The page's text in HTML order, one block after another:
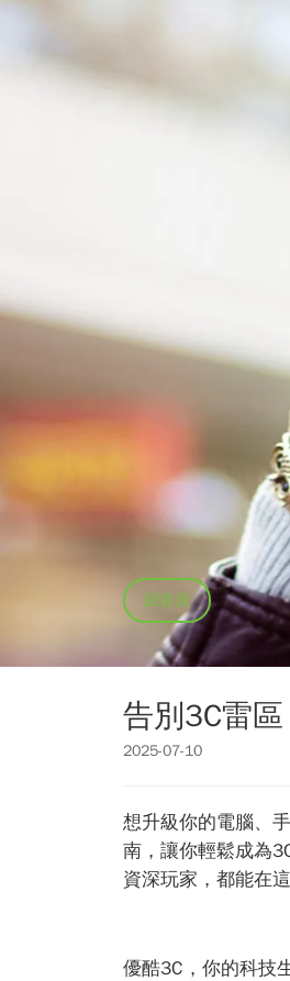
回首頁
告別3C雷
2025-07-10
想升級你的電腦、
南，讓你輕鬆成為
資深玩家，都能在
優酷3C，你的科技